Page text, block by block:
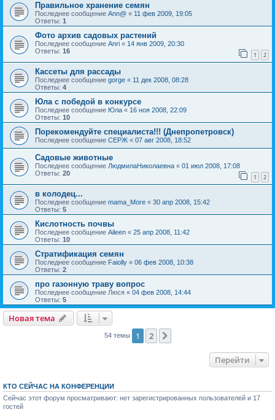
Правильное хранение семян
Последнее сообщение Ann@ « 11 фев 2009, 19:05
Ответы: 1
Фото архив садовых растений
Последнее сообщение Anri « 14 янв 2009, 20:30
Ответы: 16 1 2
Кассеты для рассады
Последнее сообщение gorge « 11 дек 2008, 08:28
Ответы: 4
Юла с победой в конкурсе
Последнее сообщение Юла « 16 ноя 2008, 22:09
Ответы: 10
Порекомендуйте специалиста!!! (Днепропетровск)
Последнее сообщение СЕРЖ « 07 авг 2008, 18:52
Садовые животные
Последнее сообщение ЛюдмилаНиколаевна « 01 июл 2008, 17:08
Ответы: 20 1 2
в колодец...
Последнее сообщение mama_More « 30 апр 2008, 15:42
Ответы: 5
Кислотность почвы
Последнее сообщение Aileen « 25 апр 2008, 11:42
Ответы: 10
Стратификация семян
Последнее сообщение Faiolly « 06 фев 2008, 10:38
Ответы: 2
про газонную траву вопрос
Последнее сообщение Люся « 04 фев 2008, 14:44
Ответы: 5
Новая тема
54 темы 1 2
Перейти
КТО СЕЙЧАС НА КОНФЕРЕНЦИИ
Сейчас этот форум просматривают: нет зарегистрированных пользователей и 17
гостей